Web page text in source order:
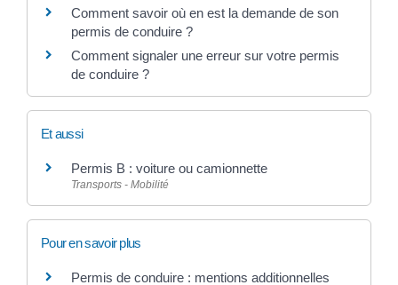
Comment savoir où en est la demande de son
permis de conduire ?
Comment signaler une erreur sur votre permis
de conduire ?
Et aussi
Permis B : voiture ou camionnette
Transports - Mobilité
Pour en savoir plus
Permis de conduire : mentions additionnelles